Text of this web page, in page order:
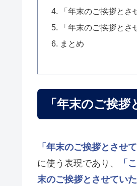
「年末のご挨拶と
「年末のご挨拶と
まとめ
「年末のご挨
「年末のご挨拶とさせ
に使う表現であり、
「
末のご挨拶とさせていた